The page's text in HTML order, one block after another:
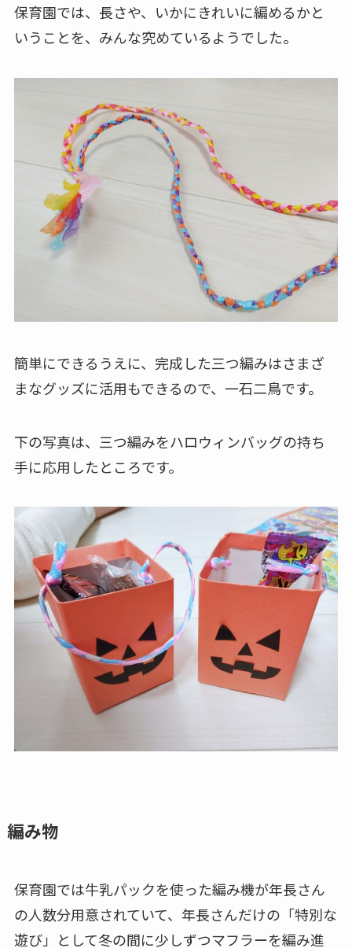
保育園では、長さや、いかにきれいに編めるかと
いうことを、みんな究めているようでした。
簡単にできるうえに、完成した三つ編みはさまざ
まなグッズに活用もできるので、一石二鳥です。
下の写真は、三つ編みをハロウィンバッグの持ち
手に応用したところです。
編み物
保育園では牛乳パックを使った編み機が年長さん
の人数分用意されていて、年長さんだけの「特別な
遊び」として冬の間に少しずつマフラーを編み進